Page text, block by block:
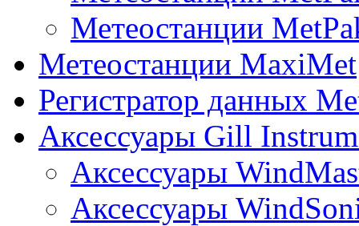
Метеостанции
Метеостанции MaxiMet
Регистратор данных
Аксессуары Gill
Аксессуары
Аксессуары